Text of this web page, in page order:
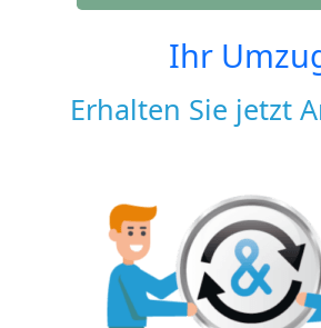
Ihr
Erhalten Sie jetzt